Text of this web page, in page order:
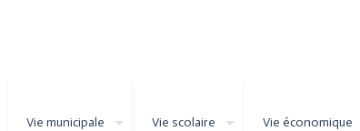
Vie municipale Vie scolaire Vie économique